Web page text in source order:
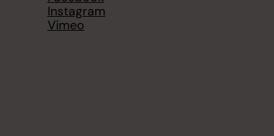
Instagram
Vimeo